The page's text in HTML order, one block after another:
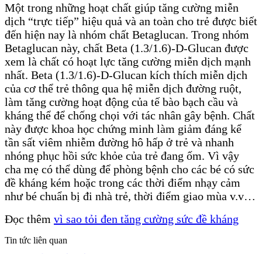
Một trong những hoạt chất giúp tăng cường miễn
dịch “trực tiếp” hiệu quả và an toàn cho trẻ được biết
đến hiện nay là nhóm chất Betaglucan. Trong nhóm
Betaglucan này, chất Beta (1.3/1.6)-D-Glucan được
xem là chất có hoạt lực tăng cường miễn dịch mạnh
nhất. Beta (1.3/1.6)-D-Glucan kích thích miễn dịch
của cơ thể trẻ thông qua hệ miễn dịch đường ruột,
làm tăng cường hoạt động của tế bào bạch cầu và
kháng thể để chống chọi với tác nhân gây bệnh. Chất
này được khoa học chứng minh làm giảm đáng kể
tần sất viêm nhiễm đường hô hấp ở trẻ và nhanh
nhóng phục hồi sức khỏe của trẻ đang ốm. Vì vậy
cha mẹ có thể dùng để phòng bệnh cho các bé có sức
đề kháng kém hoặc trong các thời điểm nhạy cảm
như bé chuẩn bị đi nhà trẻ, thời điểm giao mùa v.v…
Đọc thêm vì sao tỏi đen tăng cường sức đề kháng
Tin tức liên quan